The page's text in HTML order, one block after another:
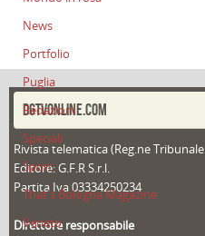
News
Portfolio
Puglia
Redazioni
Speciali
Sport
That's Bologna Magazine
Veneto
DGTVONLINE.COM
Rivista telematica (Reg.ne
Editore: G.F.R S.r.l.
Partita Iva 03334250234
Direttore responsabile